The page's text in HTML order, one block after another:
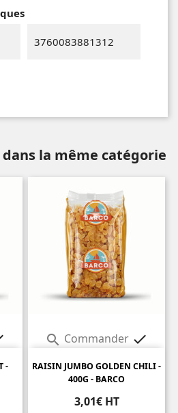
3760083881312
la même catégorie
-
 Commander 
RAISIN JUMBO GOLDEN CHILI -
400G - BARCO
3,01€ HT